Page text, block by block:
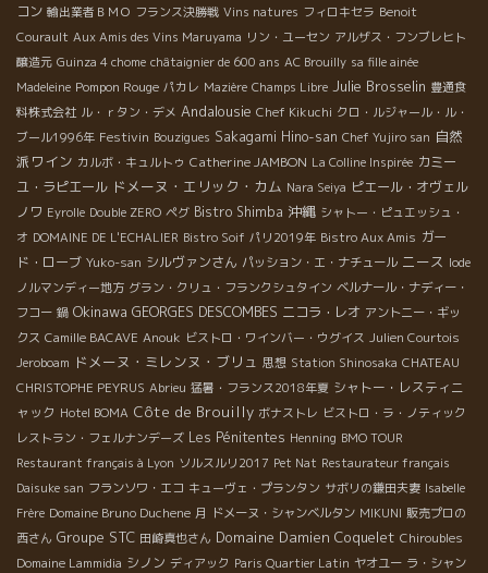
コン 輸出業者ＢＭＯ フランス決勝戦 Vins natures フィロキセラ Benoit
Courault Aux Amis des Vins Maruyama リン・ユーセン アルザス・フンブレヒト
醸造元 Guinza 4 chome châtaignier de 600 ans AC Brouilly sa fille ainée
Madeleine Pompon Rouge パカレ Mazière Champs Libre Julie Brosselin 豊通食
料株式会社 ル・ｒタン・デメ Andalousie Chef Kikuchi クロ・ルジャール・ル・
ブール1996年 Festivin Bouzigues Sakagami Hino-san Chef Yujiro san 自然
派ワイン カルボ・キュルトゥ Catherine JAMBON La Colline Inspirée カミー
ユ・ラピエール ドメーヌ・エリック・カム Nara Seiya ピエール・オヴェル
ノワ Eyrolle Double ZERO ペグ Bistro Shimba 沖縄 シャトー・ピュエッシュ・
オ DOMAINE DE L'ECHALIER Bistro Soif パリ2019年 Bistro Aux Amis ガー
ド・ローブ Yuko-san シルヴァンさん パッション・エ・ナチュール ニース Iode
ノルマンディー地方 グラン・クリュ・フランクシュタイン ベルナール・ナディー・
フコー 鍋 Okinawa GEORGES DESCOMBES ニコラ・レオ アントニー・ギッ
クス Camille BACAVE Anouk ビストロ・ワインバー・ウグイス Julien Courtois
Jeroboam ドメーヌ・ミレンヌ・ブリュ 思想 Station Shinosaka CHATEAU
CHRISTOPHE PEYRUS Abrieu 猛暑・フランス2018年夏 シャトー・レスティニ
ャック Hotel BOMA Côte de Brouilly ボナストレ ビストロ・ラ・ノティック
レストラン・フェルナンデーズ Les Pénitentes Henning BMO TOUR
Restaurant français à Lyon ソルスルリ2017 Pet Nat Restaurateur français
Daisuke san フランソワ・エコ キューヴェ・プランタン サボリの鎌田夫妻 Isabelle
Frère Domaine Bruno Duchene 月 ドメーヌ・シャンベルタン MIKUNI 販売プロの
西さん Groupe STC 田崎真也さん Domaine Damien Coquelet Chiroubles
Domaine Lammidia シノン ディアック Paris Quartier Latin ヤオユー ラ・シャン